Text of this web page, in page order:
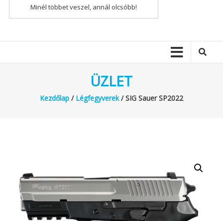
Minél többet veszel, annál olcsóbb!
ÜZLET
Kezdőlap/ Légfegyverek/ SIG Sauer SP2022